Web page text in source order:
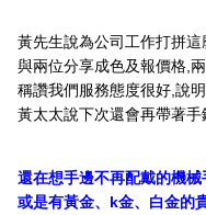
黃先生說為公司工作打拼這
與兩位分享成色及報價格,
稱讚我們服務態度很好,說
黃太太說下次還會再帶著
還在想手邊不再配戴的機械
或是有黃金、k金、白金的